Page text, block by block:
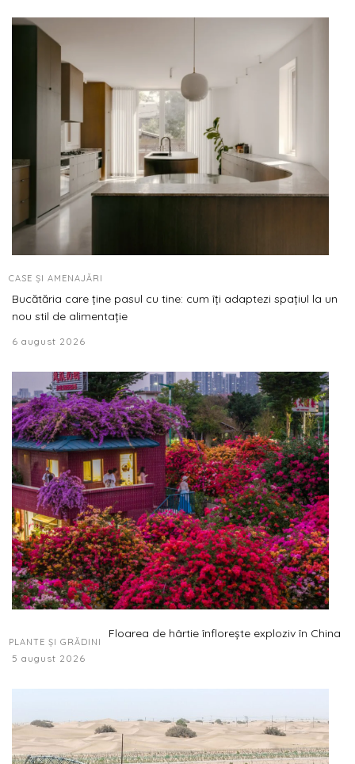
CASE ȘI AMENAJĂRI
Bucătăria care ține pasul cu tine: cum îți adaptezi spațiul la un
nou stil de alimentație
6 august 2026
PLANTE ȘI GRĂDINI
Floarea de hârtie înflorește exploziv în China
5 august 2026